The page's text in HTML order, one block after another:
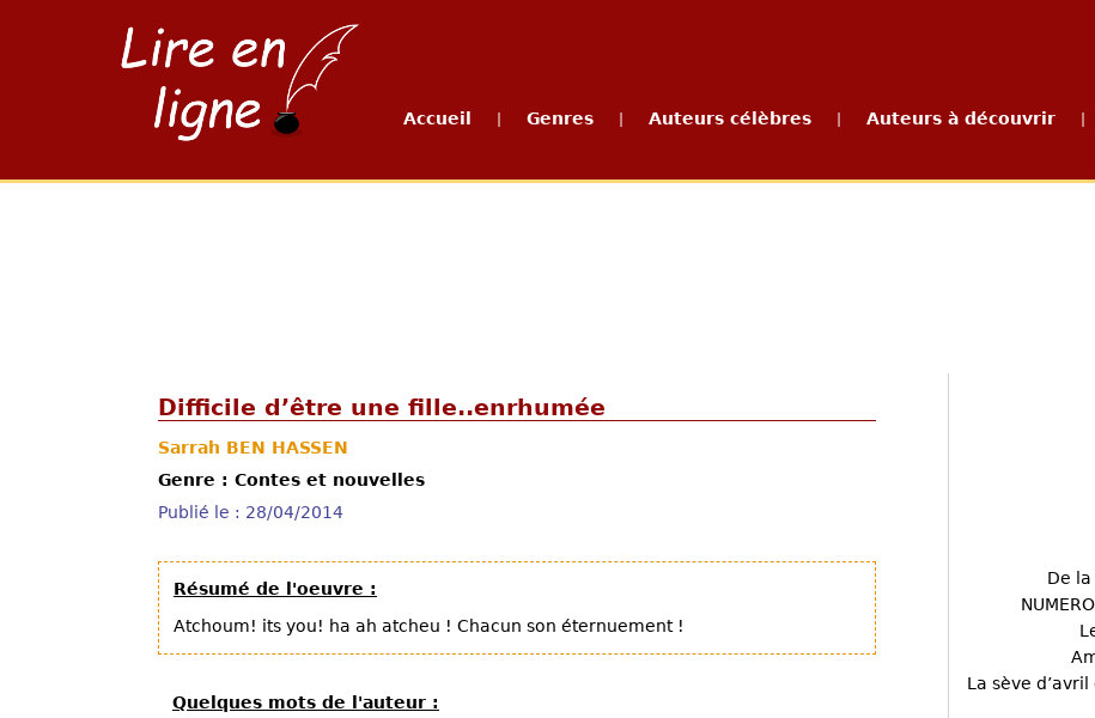
Accueil Genres Auteurs célèbres Auteurs à découvrir
Difficile d’être une fille..enrhumée
Sarrah BEN HASSEN
Genre : Contes et nouvelles
Publié le : 28/04/2014
Résumé de l'oeuvre :
Atchoum! its you! ha ah atcheu ! Chacun son éternuement !
Quelques mots de l'auteur :
De
La sève